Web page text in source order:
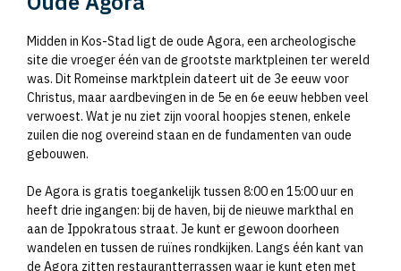
Midden in Kos-Stad ligt de oude Agora, een archeologische
site die vroeger één van de grootste marktpleinen ter wereld
was. Dit Romeinse marktplein dateert uit de 3e eeuw voor
Christus, maar aardbevingen in de 5e en 6e eeuw hebben veel
verwoest. Wat je nu ziet zijn vooral hoopjes stenen, enkele
zuilen die nog overeind staan en de fundamenten van oude
gebouwen.
De Agora is gratis toegankelijk tussen 8:00 en 15:00 uur en
heeft drie ingangen: bij de haven, bij de nieuwe markthal en
aan de Ippokratous straat. Je kunt er gewoon doorheen
wandelen en tussen de ruïnes rondkijken. Langs één kant van
de Agora zitten restaurantterrassen waar je kunt eten met